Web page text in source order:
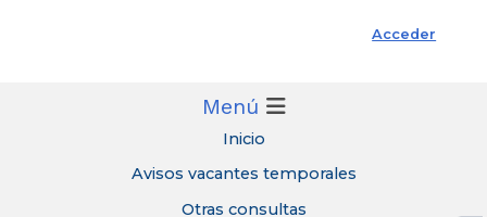
Acceder
Menú
Inicio
Avisos vacantes temporales
Otras consultas